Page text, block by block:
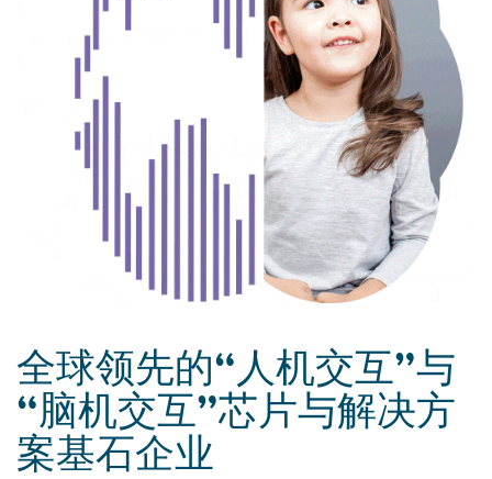
全球领先的“人机交互”与
“脑机交互”芯片与解决方
案基石企业